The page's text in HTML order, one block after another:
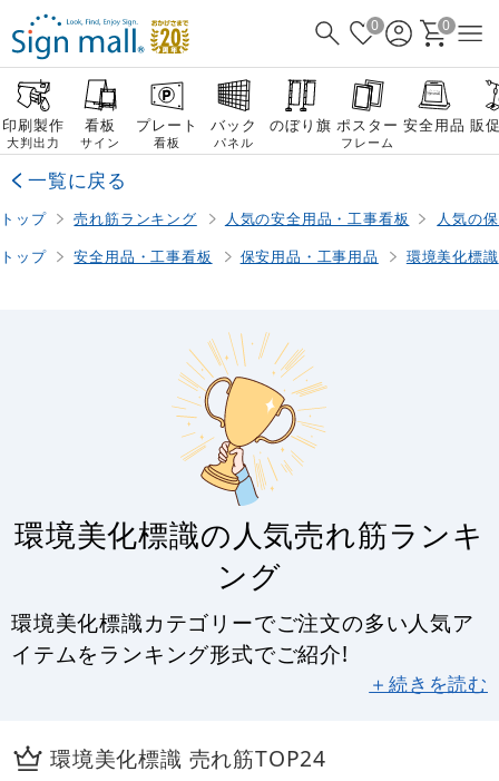
0 0
印刷製作
大判出力
看板
サイン
プレート
看板
バック
パネル
のぼり旗 ポスター
フレーム
安全用品 販
一覧に戻る
トップ 売れ筋ランキング 人気の安全用品・工事看板
人気の
トップ
安全用品・工事看板 保安用品・工事用品 環境美化標識
環境美化標識の人気売れ筋ランキ
ング
環境美化標識カテゴリーでご注文の多い人気ア
イテムをランキング形式でご紹介!
＋続きを読む
環境美化標識 売れ筋TOP24